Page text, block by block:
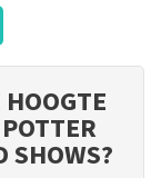
SHOWS?